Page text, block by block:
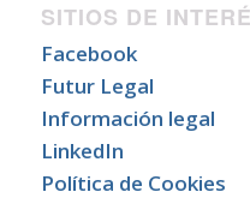
SITIOS DE
Facebook
Futur Legal
Información legal
LinkedIn
Política de Cookies